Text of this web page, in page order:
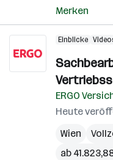
Merken
Einblicke
ERGO
Heute
Wien
ab